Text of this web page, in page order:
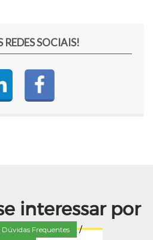
REDES SOCIAIS!
interessar por
Dúvidas Frequentes /